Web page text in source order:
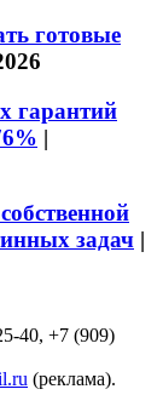
готовые
гарантий
|
задач |
40, +7 (909)
(реклама).